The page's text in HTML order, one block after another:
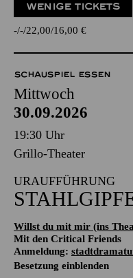
WENIGE TICKETS
- - 22,00 16,00 €
SCHAUSPIEL ESSEN
Mittwoch
30.09.2026
19:30 Uhr
Grillo-Theater
URAUFFÜHRUNG
Willst du mit mir (ins
Mit den Critical Friends
Anmeldung:
Besetzung einblenden